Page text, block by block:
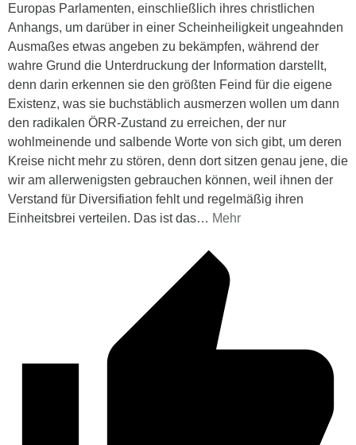
Europas Parlamenten, einschließlich ihres christlichen
Anhangs, um darüber in einer Scheinheiligkeit ungeahnden
Ausmaßes etwas angeben zu bekämpfen, während der
wahre Grund die Unterdruckung der Information darstellt,
denn darin erkennen sie den größten Feind für die eigene
Existenz, was sie buchstäblich ausmerzen wollen um dann
den radikalen ÖRR-Zustand zu erreichen, der nur
wohlmeinende und salbende Worte von sich gibt, um deren
Kreise nicht mehr zu stören, denn dort sitzen genau jene, die
wir am allerwenigsten gebrauchen können, weil ihnen der
Verstand für Diversifiation fehlt und regelmäßig ihren
Einheitsbrei verteilen. Das ist das… Mehr